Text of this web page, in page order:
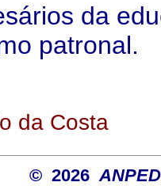
da
patronal.
da Costa
© 2026 ANPED